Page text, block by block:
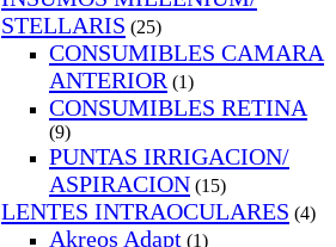
STELLARIS (25)
CONSUMIBLES CAMARA
ANTERIOR (1)
CONSUMIBLES RETINA
(9)
PUNTAS IRRIGACION/
ASPIRACION (15)
LENTES INTRAOCULARES (4)
Akreos Adapt (1)